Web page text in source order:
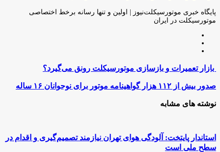
ایمیل
پایگاه خبری موتورسیکلت‌نیوز | اولین و تنها رسانه برخط اختصاصی
موتورسیکلت در ایران
بازار
تعمیرات
و
بازسازی
موتورسیکلت
رونق
بازار تعمیرات و بازسازی موتورسیکلت رونق می‌گیرد؟
صدور
از
۱۱۲
موتور
برای
صدور بیش از ۱۱۲ هزار گواهینامه موتور برای نوجوانان ۱۶ ساله‌
نوشته های مشابه
استاندار پایتخت: آلودگی هوای تهران نیازمند تصمیم‌گیری و اقدام در
سطح ملی است